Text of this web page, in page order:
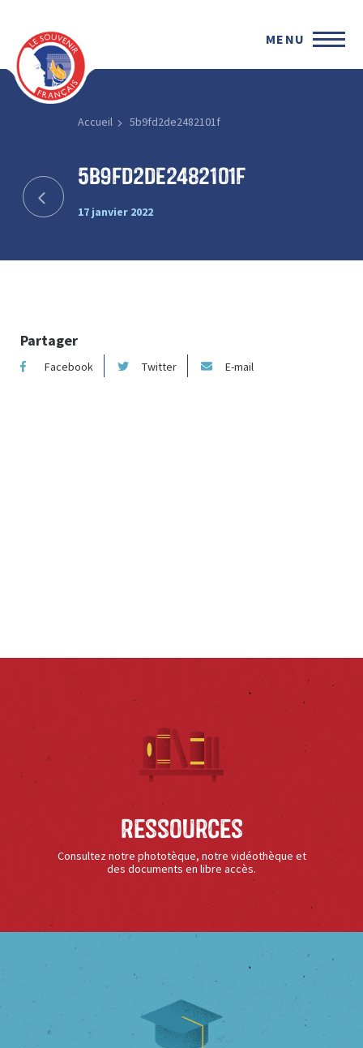
MENU
Accueil 5b9fd2de2482101f
5b9fd2de2482101f
17 janvier 2022
Partager
Facebook Twitter E-mail
Ressources
Consultez notre phototèque, notre vidéothèque et
des documents en libre accès.